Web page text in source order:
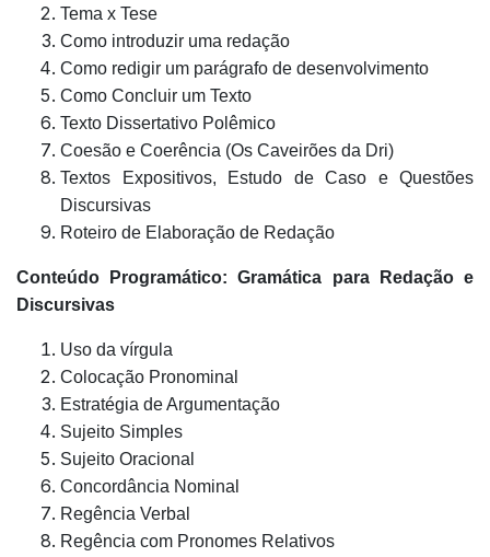
Tema x Tese
Como introduzir uma redação
Como redigir um parágrafo de desenvolvimento
Como Concluir um Texto
Texto Dissertativo Polêmico
Coesão e Coerência (Os Caveirões da Dri)
Textos Expositivos, Estudo de Caso e Questões
Discursivas
Roteiro de Elaboração de Redação
Conteúdo Programático: Gramática para Redação e
Discursivas
Uso da vírgula
Colocação Pronominal
Estratégia de Argumentação
Sujeito Simples
Sujeito Oracional
Concordância Nominal
Regência Verbal
Regência com Pronomes Relativos